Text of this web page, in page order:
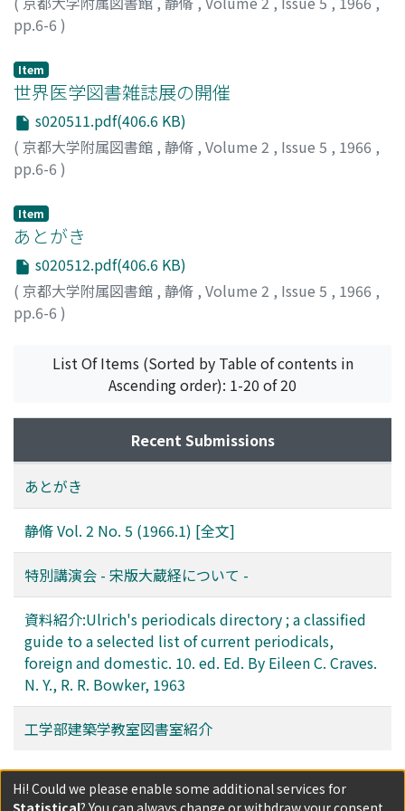
pp.6-6 )
Item
世界医学図書雑誌展の開催
s020511.pdf(406.6 KB)
( 京都大学附属図書館 , 静脩 , Volume 2 , Issue 5 , 1966 ,
pp.6-6 )
Item
あとがき
s020512.pdf(406.6 KB)
( 京都大学附属図書館 , 静脩 , Volume 2 , Issue 5 , 1966 ,
pp.6-6 )
List Of Items (Sorted by Table of contents in
Ascending order): 1-20 of 20
Recent Submissions
あとがき
静脩 Vol. 2 No. 5 (1966.1) [全文]
特別講演会 - 宋版大蔵経について -
資料紹介:Ulrich's periodicals directory ; a classified
guide to a selected list of current periodicals,
foreign and domestic. 10. ed. Ed. By Eileen C. Craves.
N. Y., R. R. Bowker, 1963
工学部建築学教室図書室紹介
Filters
Hi! Could we please enable some additional services for
Statistical? You can always change or withdraw your consent